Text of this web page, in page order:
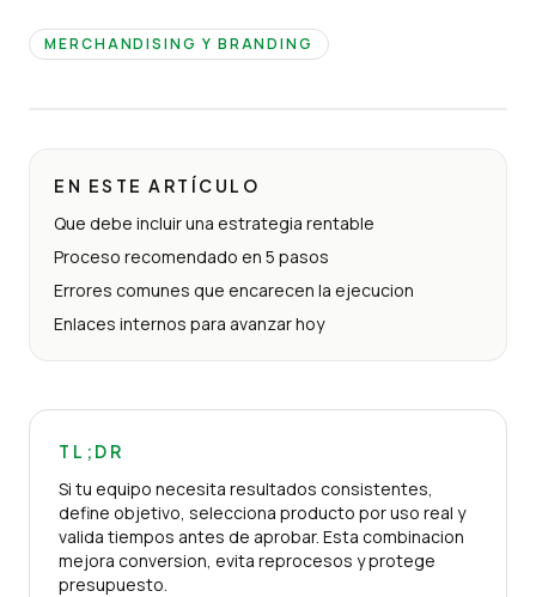
MERCHANDISING Y BRANDING
EN ESTE ARTÍCULO
Que debe incluir una estrategia rentable
Proceso recomendado en 5 pasos
Errores comunes que encarecen la ejecucion
Enlaces internos para avanzar hoy
TL;DR
Si tu equipo necesita resultados consistentes,
define objetivo, selecciona producto por uso real y
valida tiempos antes de aprobar. Esta combinacion
mejora conversion, evita reprocesos y protege
presupuesto.